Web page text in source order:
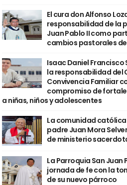
El cura don Alfonso
responsabilidad de la
Juan Pablo II como
cambios pastorales
Isaac Daniel Francisco
la responsabilidad del
Convivencia Familiar
compromiso de
a niñas, niños y adolescentes
La comunidad
padre Juan Mora
de ministerio
La Parroquia San Juan
jornada de fe con la
de su nuevo párroco